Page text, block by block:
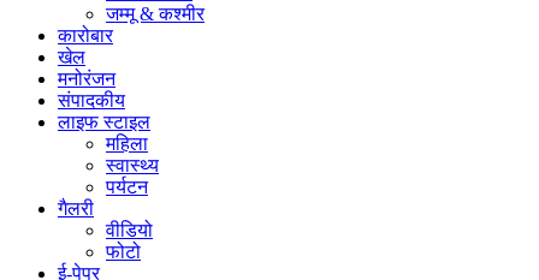
जम्मू & कश्मीर
कारोबार
खेल
मनोरंजन
संपादकीय
लाइफ स्टाइल
महिला
स्वास्थ्य
पर्यटन
गैलरी
वीडियो
फोटो
ई-पेपर